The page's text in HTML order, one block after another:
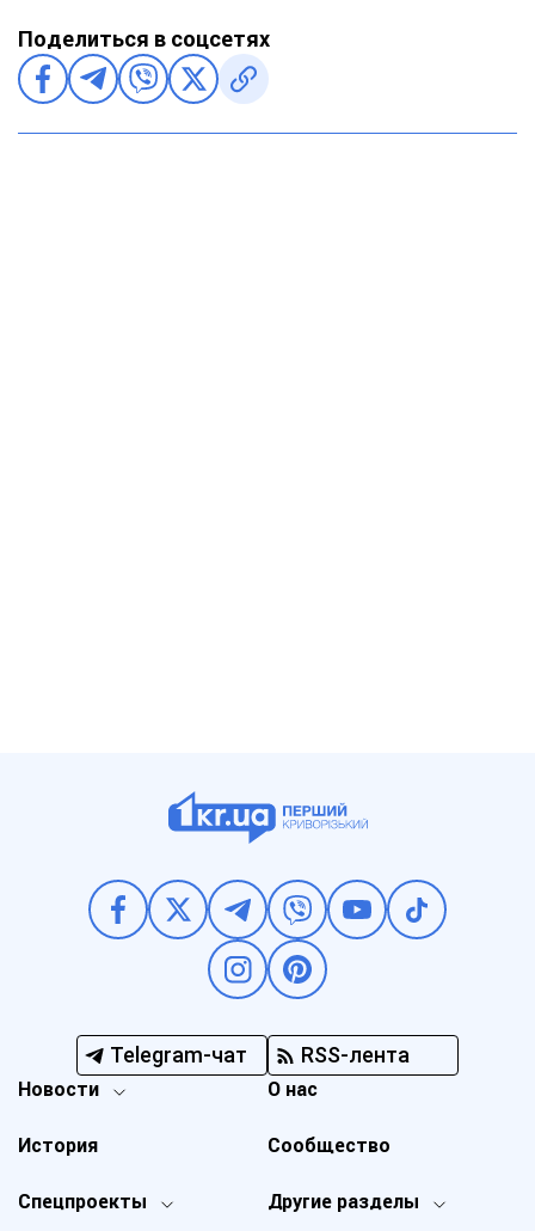
Поделиться в соцсетях
Telegram-чат RSS-лента
Новости
Спецпроекты Другие разделы
История
О нас
Сообщество